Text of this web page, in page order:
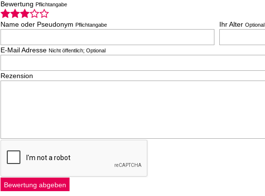
BewertungPflichtangabe
Name oder PseudonymPflichtangabe Ihr AlterOptional
E-Mail AdresseNicht öffentlich; Optional
Rezension